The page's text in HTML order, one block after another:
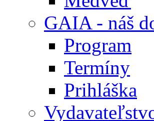
GAIA - náš
Program
Termíny
Prihláška